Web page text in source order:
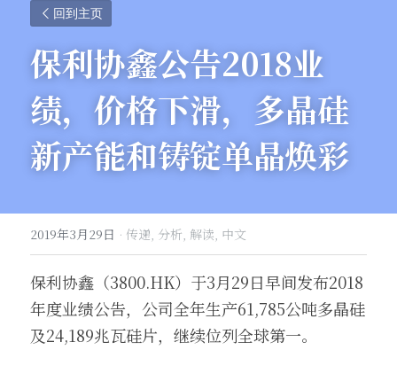
回到主页
保利协鑫公告2018业
绩，价格下滑，多晶硅
新产能和铸锭单晶焕彩
2019年3月29日 · 传递, 分析, 解读, 中文
保利协鑫（3800.HK）于3月29日早间发布2018
年度业绩公告，公司全年生产61,785公吨多晶硅
及24,189兆瓦硅片，继续位列全球第一。